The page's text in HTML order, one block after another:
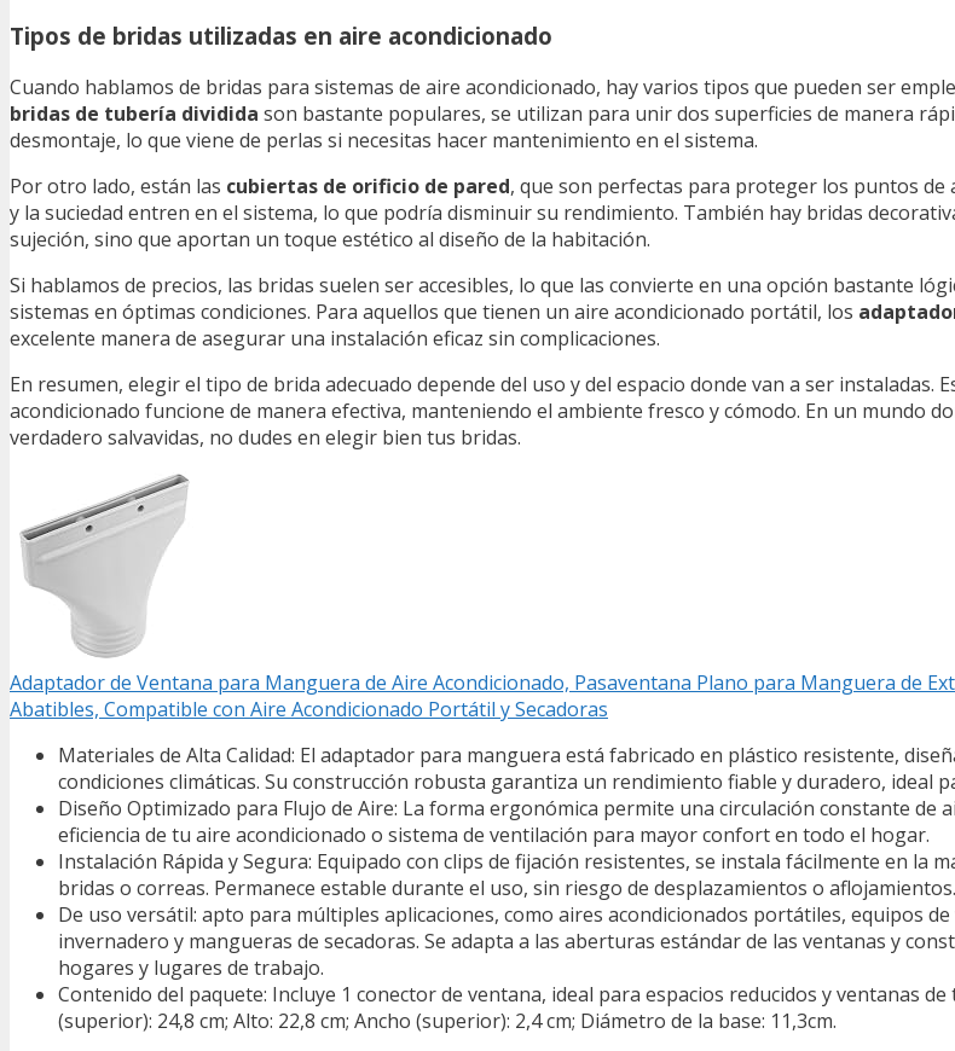
Tipos de bridas utilizadas en aire acondicionado
Cuando hablamos de bridas para sistemas de aire acondicionado, hay varios tipos que pueden ser
bridas de tubería dividida son bastante populares, se utilizan para unir dos superficies de manera
desmontaje, lo que viene de perlas si necesitas hacer mantenimiento en el sistema.
Por otro lado, están las cubiertas de orificio de pared, que son perfectas para proteger los puntos de
y la suciedad entren en el sistema, lo que podría disminuir su rendimiento. También hay bridas
sujeción, sino que aportan un toque estético al diseño de la habitación.
Si hablamos de precios, las bridas suelen ser accesibles, lo que las convierte en una opción bastante
sistemas en óptimas condiciones. Para aquellos que tienen un aire acondicionado portátil, los
excelente manera de asegurar una instalación eficaz sin complicaciones.
En resumen, elegir el tipo de brida adecuado depende del uso y del espacio donde van a ser instaladas.
acondicionado funcione de manera efectiva, manteniendo el ambiente fresco y cómodo. En un mundo
verdadero salvavidas, no dudes en elegir bien tus bridas.
Adaptador de Ventana para Manguera de Aire Acondicionado, Pasaventana Plano para Manguera de
Abatibles, Compatible con Aire Acondicionado Portátil y Secadoras
Materiales de Alta Calidad: El adaptador para manguera está fabricado en plástico resistente,
condiciones climáticas. Su construcción robusta garantiza un rendimiento fiable y duradero, ideal
Diseño Optimizado para Flujo de Aire: La forma ergonómica permite una circulación constante de
eficiencia de tu aire acondicionado o sistema de ventilación para mayor confort en todo el hogar.
Instalación Rápida y Segura: Equipado con clips de fijación resistentes, se instala fácilmente en la
bridas o correas. Permanece estable durante el uso, sin riesgo de desplazamientos o aflojamientos.
De uso versátil: apto para múltiples aplicaciones, como aires acondicionados portátiles, equipos
invernadero y mangueras de secadoras. Se adapta a las aberturas estándar de las ventanas y
hogares y lugares de trabajo.
Contenido del paquete: Incluye 1 conector de ventana, ideal para espacios reducidos y ventanas
(superior): 24,8 cm; Alto: 22,8 cm; Ancho (superior): 2,4 cm; Diámetro de la base: 11,3cm.